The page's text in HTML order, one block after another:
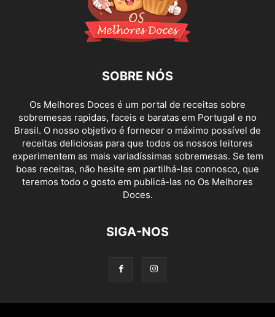
SOBRE NÓS
Os Melhores Doces é um portal de receitas sobre
sobremesas rapidas, faceis e baratas em Portugal e no
Brasil. O nosso objetivo é fornecer o máximo possível de
receitas deliciosas para que todos os nossos leitores
experimentem as mais variadíssimas sobremesas. Se tem
boas receitas, não hesite em partilhá-las connosco, que
teremos todo o gosto em publicá-las no Os Melhores
Doces.
SIGA-NOS